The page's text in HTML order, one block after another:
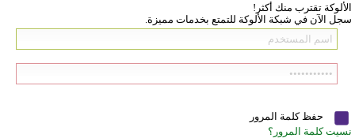
الألوكة تقترب منك أكثر!
سجل الآن في شبكة الألوكة للتمتع بخدمات مميزة.
حفظ كلمة المرور
نسيت كلمة المرور؟